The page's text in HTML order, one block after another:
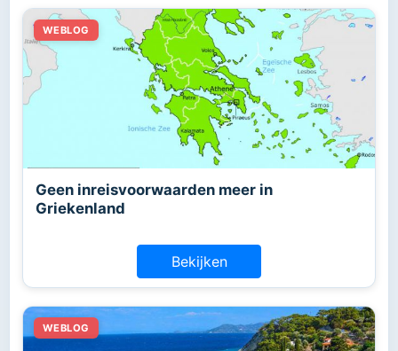
Geen inreisvoorwaarden meer in
Griekenland
Bekijken